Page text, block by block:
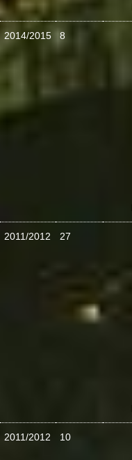
2014/2015 8
2011/2012 27
2011/2012 10